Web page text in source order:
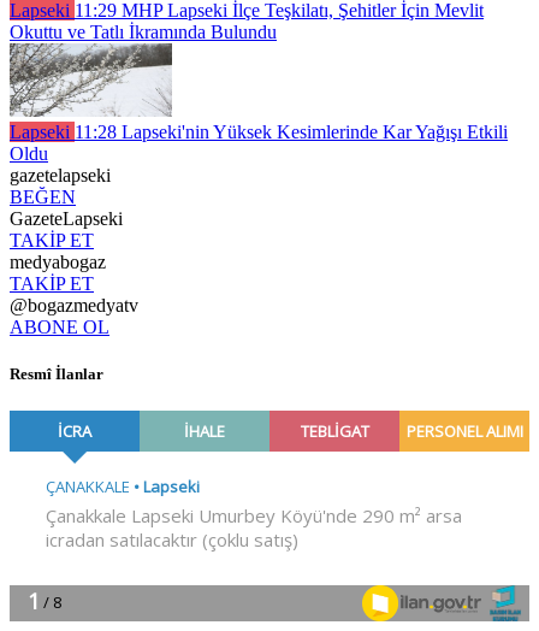
Lapseki 11:29 MHP Lapseki İlçe Teşkilatı, Şehitler İçin Mevlit
Okuttu ve Tatlı İkramında Bulundu
Lapseki 11:28 Lapseki'nin Yüksek Kesimlerinde Kar Yağışı Etkili
Oldu
gazetelapseki
BEĞEN
GazeteLapseki
TAKİP ET
medyabogaz
TAKİP ET
@bogazmedyatv
ABONE OL
Resmî İlanlar